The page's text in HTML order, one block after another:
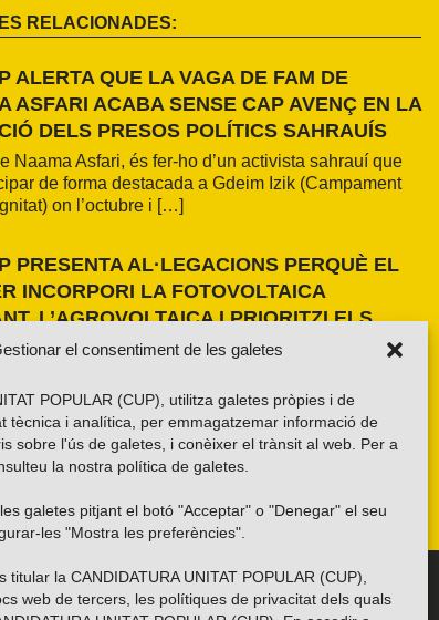
el consentiment de les galetes
POPULAR (CUP), utilitza galetes pròpies i de
tècnica i analítica, per emmagatzemar informació de
sobre l'ús de galetes, i conèixer el trànsit al web. Per a
la nostra política de galetes
galetes pitjant el botó "Acceptar" o "Denegar" el seu
les "Mostra les preferències".
titular la CANDIDATURA UNITAT POPULAR (CUP),
web de tercers, les polítiques de privacitat dels quals
RELACIONADES:
ALERTA QUE LA VAGA DE FAM DE
ASFARI ACABA SENSE CAP AVENÇ EN LA
DELS PRESOS POLÍTICS SAHRAUÍS
Naama Asfari, és fer-ho d’un activista sahrauí que
de forma destacada a Gdeim Izik (Campament
on l’octubre i […]
PRESENTA AL·LEGACIONS PERQUÈ EL
INCORPORI LA FOTOVOLTAICA
L’AGROVOLTAICA I PRIORITZI ELS
ANTROPITZATS
d’àmbit nacional. La primera, amb una proposta
en els resultats de l’estudi fet a la demarcació
i amb la voluntat d’estendre’n els criteris a tot el
impulsada per la Xarxa per una Transició
Troba’ns a les xarxes socials